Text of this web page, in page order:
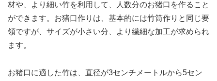
材や、より細い竹を利用して、人数分のお猪口を作ること
ができます。お猪口作りは、基本的には竹筒作りと同じ要
領ですが、サイズが小さい分、より繊細な加工が求められ
ます。
お猪口に適した竹は、直径が3センチメートルから5セン